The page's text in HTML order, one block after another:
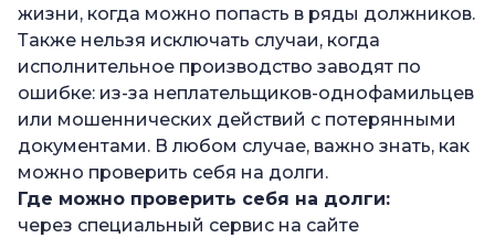
жизни, когда можно попасть в ряды должников.
Также нельзя исключать случаи, когда
исполнительное производство заводят по
ошибке: из-за неплательщиков-однофамильцев
или мошеннических действий с потерянными
документами. В любом случае, важно знать, как
можно проверить себя на долги.
Где можно проверить себя на долги:
через специальный сервис на сайте